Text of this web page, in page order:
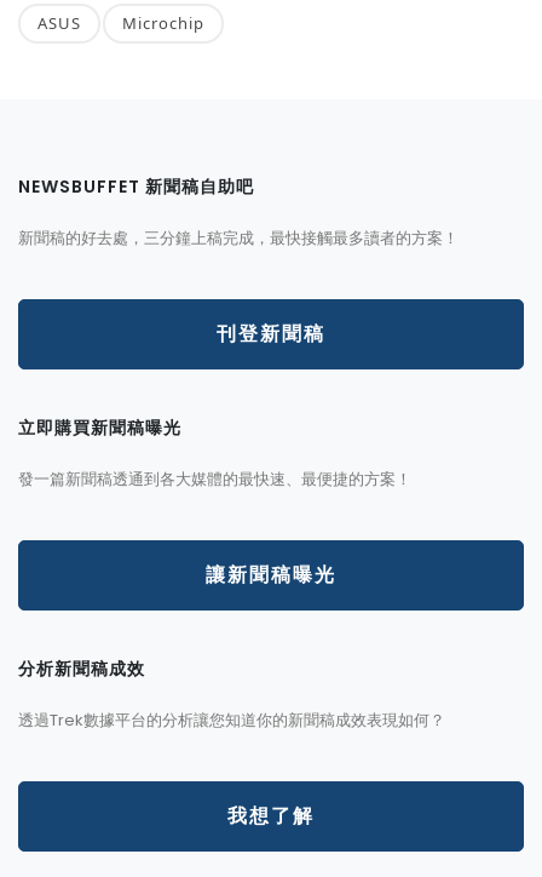
ASUS Microchip
NEWSBUFFET 新聞稿自助吧
新聞稿的好去處，三分鐘上稿完成，最快接觸最多讀者的方案！
刊登新聞稿
立即購買新聞稿曝光
發一篇新聞稿透通到各大媒體的最快速、最便捷的方案！
讓新聞稿曝光
分析新聞稿成效
透過Trek數據平台的分析讓您知道你的新聞稿成效表現如何？
我想了解